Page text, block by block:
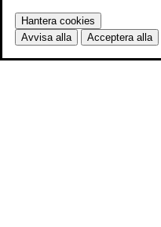
Hantera cookies
Avvisa alla
Acceptera alla